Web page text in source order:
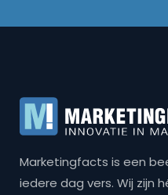
Marketingfacts is een
iedere dag vers. Wij zijn